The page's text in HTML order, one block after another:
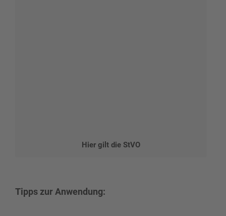
Hier gilt die StVO
Tipps zur Anwendung: